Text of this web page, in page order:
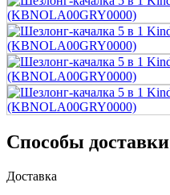
Способы доставки
Доставка